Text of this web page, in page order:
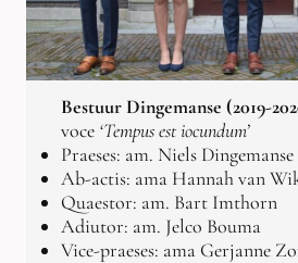
Bestuur Dingemanse (2019-
voce ‘Tempus est iocundum’
Praeses: am. Niels Dingemanse
Ab-actis: ama Hannah van
Quaestor: am. Bart Imthorn
Adiutor: am. Jelco Bouma
Vice-praeses: ama Gerjanne